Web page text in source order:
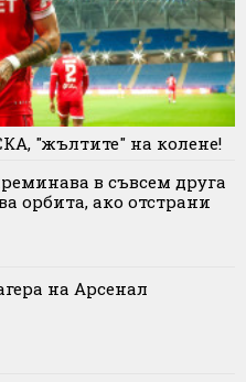
"жълтите" на колене!
в съвсем друга
орбита, ако отстрани
на Арсенал